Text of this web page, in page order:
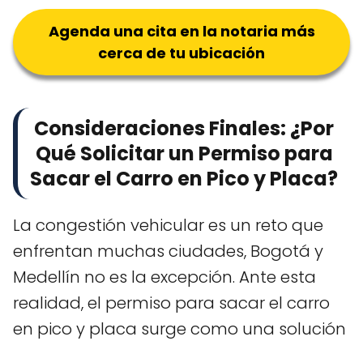
Agenda una cita en la notaria más
cerca de tu ubicación
Consideraciones Finales: ¿Por
Qué Solicitar un Permiso para
Sacar el Carro en Pico y Placa?
La congestión vehicular es un reto que
enfrentan muchas ciudades, Bogotá y
Medellín no es la excepción. Ante esta
realidad, el permiso para sacar el carro
en pico y placa surge como una solución